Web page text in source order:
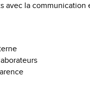
avec la communication